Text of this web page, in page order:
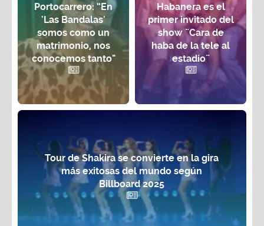
Portocarrero: “En
'Las Bandalas'
somos como un
matrimonio, nos
conocemos tanto"
Habanera es el
primer invitado del
show ¨Cara de
haba de la tele al
estadio¨
Tour de Shakira se convierte en la gira
más exitosas del mundo según
Billboard 2025